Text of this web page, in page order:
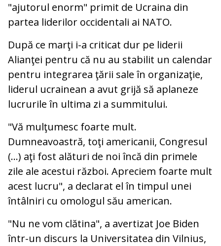
"ajutorul enorm" primit de Ucraina din
partea liderilor occidentali ai NATO.
După ce marţi i-a criticat dur pe liderii
Alianţei pentru că nu au stabilit un calendar
pentru integrarea ţării sale în organizaţie,
liderul ucrainean a avut grijă să aplaneze
lucrurile în ultima zi a summitului.
"Vă mulţumesc foarte mult.
Dumneavoastră, toţi americanii, Congresul
(...) aţi fost alături de noi încă din primele
zile ale acestui război. Apreciem foarte mult
acest lucru", a declarat el în timpul unei
întâlniri cu omologul său american.
"Nu ne vom clătina", a avertizat Joe Biden
într-un discurs la Universitatea din Vilnius,